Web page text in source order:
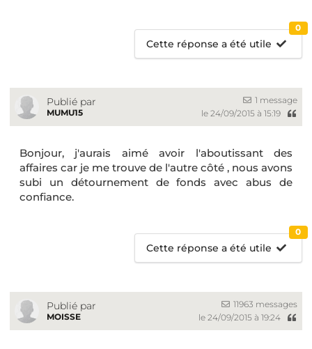
Cette réponse a été utile
0
Publié par
MUMU15
1 message
le 24/09/2015 à 15:19
Bonjour, j'aurais aimé avoir l'aboutissant des
affaires car je me trouve de l'autre côté , nous avons
subi un détournement de fonds avec abus de
confiance.
Cette réponse a été utile
0
Publié par
MOISSE
11963 messages
le 24/09/2015 à 19:24